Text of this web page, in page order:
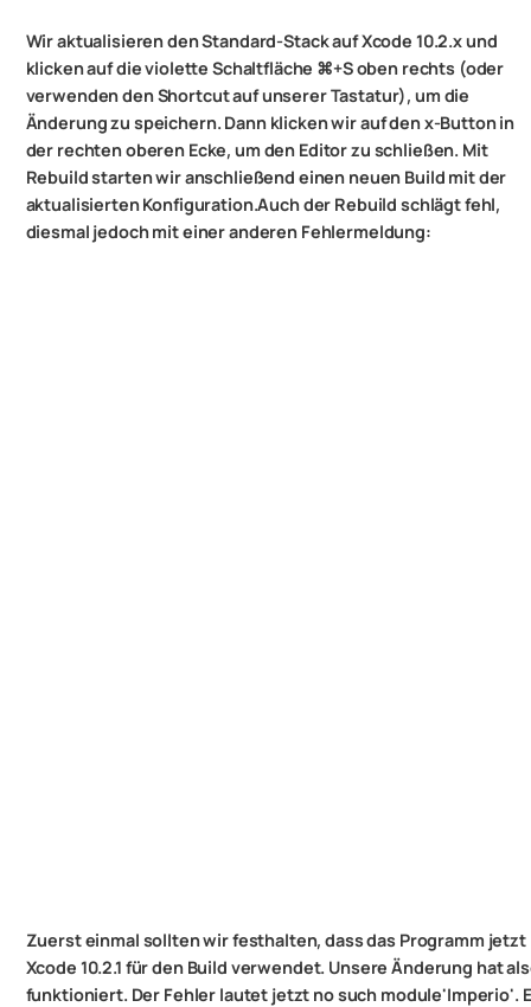
Wir aktualisieren den Standard-Stack auf Xcode 10.2.x und
klicken auf die violette Schaltfläche ⌘+S oben rechts (oder
verwenden den Shortcut auf unserer Tastatur), um die
Änderung zu speichern. Dann klicken wir auf den x-Button in
der rechten oberen Ecke, um den Editor zu schließen. Mit
Rebuild starten wir anschließend einen neuen Build mit der
aktualisierten Konfiguration.Auch der Rebuild schlägt fehl,
diesmal jedoch mit einer anderen Fehlermeldung:
Zuerst einmal sollten wir festhalten, dass das Programm jetzt
Xcode 10.2.1 für den Build verwendet. Unsere Änderung hat
funktioniert. Der Fehler lautet jetzt no such module'Imperio'.